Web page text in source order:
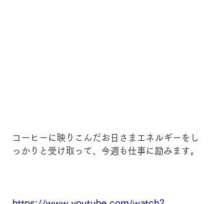
コーヒーに映りこんだお日さまエネルギーをし
っかりと受け取って、今週も仕事に励みます。